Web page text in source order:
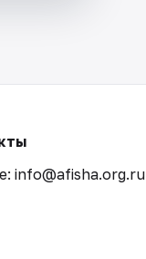
info@afisha.org.ru